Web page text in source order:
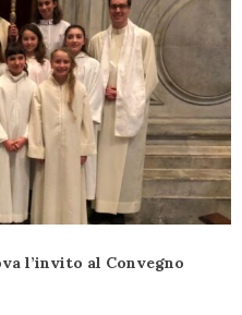
l’invito al Convegno